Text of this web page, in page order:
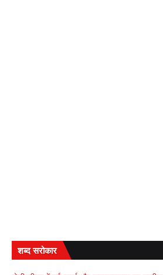
शब्द सरोकार